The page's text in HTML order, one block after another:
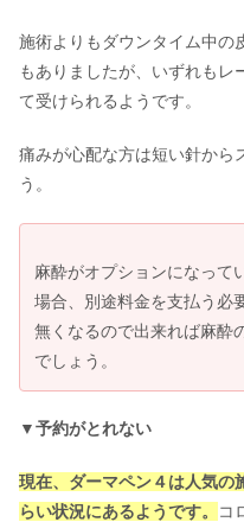
施術よりもダウンタイム中の
もありましたが、いずれもレ
て受けられるようです。
痛みが心配な方は短い針から
う。
麻酔がオプションになって
場合、別途料金を支払う必
無くなるので出来れば麻酔
でしょう。
▼予約がとれない
現在、ダーマペン４は人気の
らい状況にあるようです。
コ